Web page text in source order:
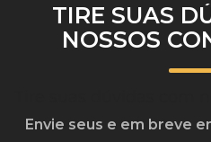
TIRE SUAS
NOSSOS
Envie seus e em breve